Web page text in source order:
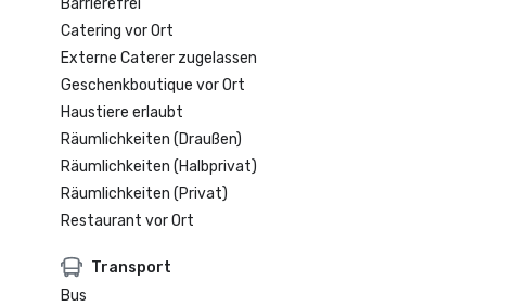
Barrierefrei
Catering vor Ort
Externe Caterer zugelassen
Geschenkboutique vor Ort
Haustiere erlaubt
Räumlichkeiten (Draußen)
Räumlichkeiten (Halbprivat)
Räumlichkeiten (Privat)
Restaurant vor Ort
Transport
Bus